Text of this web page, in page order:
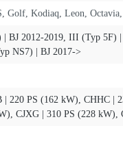
, Golf, Kodiaq , Leon , Octavia
BJ 2012-2019, III (Typ 5F) |
NS7) | BJ 2017->
| 220 PS (162 kW) , CHHC |
, CJXG | 310 PS (228 kW)